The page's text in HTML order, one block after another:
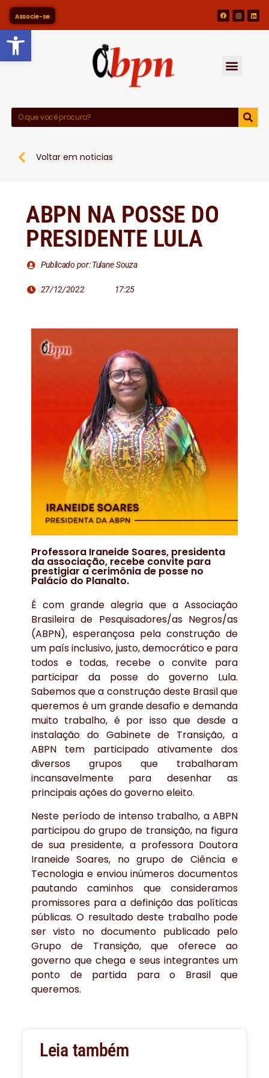
Barra de Ferramentas
Associe-se
Voltar em noticias
ABPN NA POSSE DO
PRESIDENTE LULA
Publicado por: Tulane Souza
27/12/2022 17:25
Professora Iraneide Soares, presidenta
da associação, recebe convite para
prestigiar a cerimônia de posse no
Palácio do Planalto.
É com grande alegria que a Associação
Brasileira de Pesquisadores/as Negros/as
(ABPN), esperançosa pela construção de
um país inclusivo, justo, democrático e para
todos e todas, recebe o convite para
participar da posse do governo Lula.
Sabemos que a construção deste Brasil que
queremos é um grande desafio e demanda
muito trabalho, é por isso que desde a
instalação do Gabinete de Transição, a
ABPN tem participado ativamente dos
diversos grupos que trabalharam
incansavelmente para desenhar as
principais ações do governo eleito.
Neste período de intenso trabalho, a ABPN
participou do grupo de transição, na figura
de sua presidente, a professora Doutora
Iraneide Soares, no grupo de Ciência e
Tecnologia e enviou inúmeros documentos
pautando caminhos que consideramos
promissores para a definição das políticas
públicas. O resultado deste trabalho pode
ser visto no documento publicado pelo
Grupo de Transição, que oferece ao
governo que chega e seus integrantes um
ponto de partida para o Brasil que
queremos.
Leia também